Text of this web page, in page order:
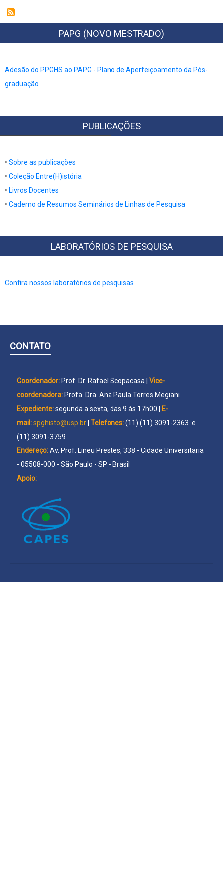
PAPG (NOVO MESTRADO)
Adesão do PPGHS ao PAPG - Plano de Aperfeiçoamento da Pós-
graduação
PUBLICAÇÕES
• Sobre as publicações
• Coleção Entre(H)istória
• Livros Docentes
​​​​​​​•​​​​​​​ Caderno de Resumos Seminários de Linhas de Pesquisa
LABORATÓRIOS DE PESQUISA
Confira nossos laboratórios de pesquisas
CONTATO
Coordenador: Prof. Dr. Rafael Scopacasa | Vice-
coordenadora: Profa. Dra. Ana Paula Torres Megiani
Expediente:segunda a sexta, das 9 às 17h00 |
E-
mail:spghisto@usp.br Telefones:(11) (11) 3091-2363 e
(11) 3091-3759
Endereço:Av. Prof. Lineu Prestes, 338 - Cidade Universitária
- 05508-000 - São Paulo - SP - Brasil
Apoio: